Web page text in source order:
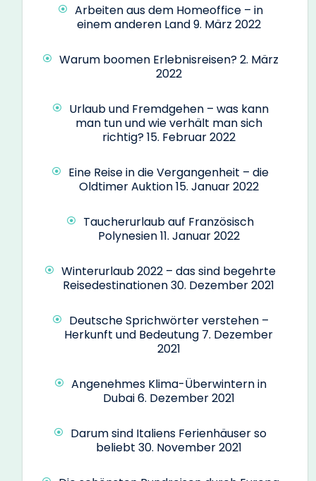
Arbeiten aus dem Homeoffice – in
einem anderen Land9. März 2022
Warum boomen Erlebnisreisen?2. März
2022
Urlaub und Fremdgehen – was kann
man tun und wie verhält man sich
richtig?15. Februar 2022
Eine Reise in die Vergangenheit – die
Oldtimer Auktion15. Januar 2022
Taucherurlaub auf Französisch
Polynesien11. Januar 2022
Winterurlaub 2022 – das sind begehrte
Reisedestinationen30. Dezember 2021
Deutsche Sprichwörter verstehen –
Herkunft und Bedeutung 7. Dezember
2021
Angenehmes Klima-Überwintern in
Dubai6. Dezember 2021
Darum sind Italiens Ferienhäuser so
beliebt 30. November 2021